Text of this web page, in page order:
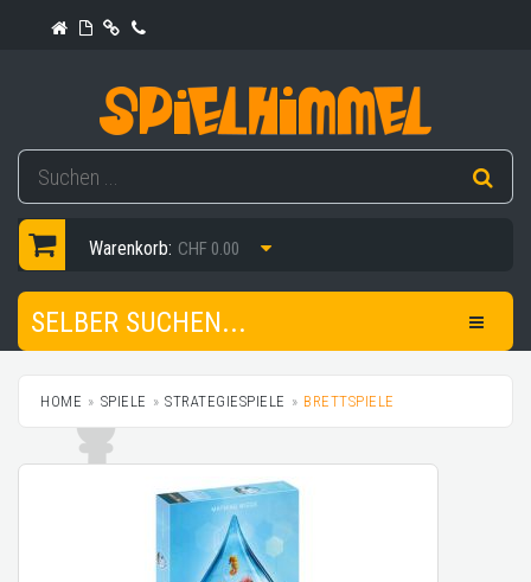
Warenkorb: CHF 0.00
SELBER SUCHEN...
HOME SPIELE STRATEGIESPIELE BRETTSPIELE